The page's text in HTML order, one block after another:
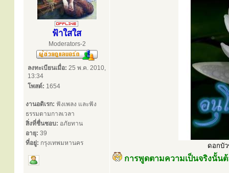
ฟ้าใสใส
Moderators-2
ลงทะเบียนเมื่อ: 25 พ.ค. 2010,
13:34
โพสต์: 1654
งานอดิเรก: ฟังเพลง และฟัง
ธรรมตามกาลเวลา
สิ่งที่ชื่นชอบ: อภัยทาน
อายุ: 39
ที่อยู่: กรุงเทพมหานคร ดอกบัว
การพูดตามความเป็นจริงนั้น